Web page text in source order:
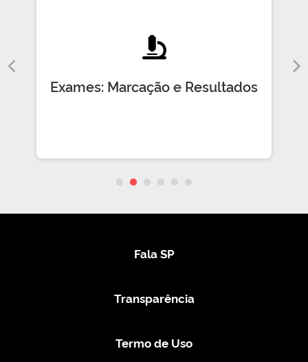
Exames: Marcação e Resultados
Fala SP
Transparência
Termo de Uso